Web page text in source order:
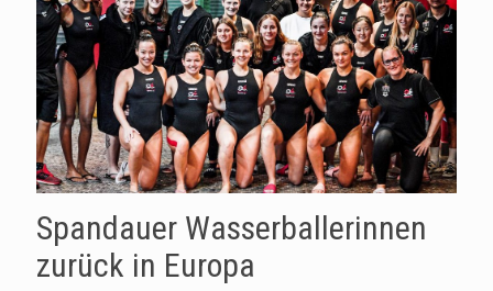
Spandauer Wasserballerinnen
zurück in Europa